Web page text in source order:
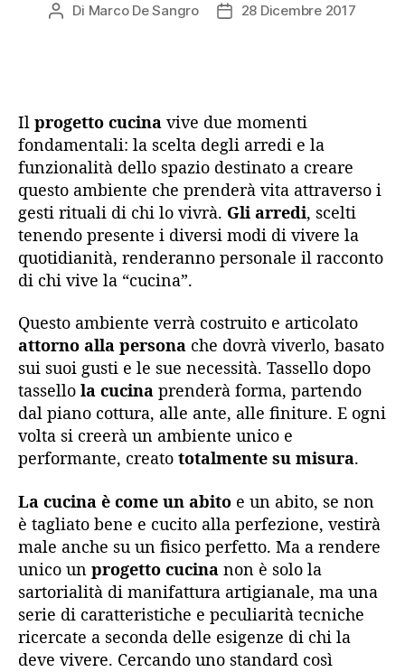
Autore
Di Marco De Sangro
Data28 Dicembre 2017
Il progetto cucina vive due momenti
fondamentali: la scelta degli arredi e la
funzionalità dello spazio destinato a creare
questo ambiente che prenderà vita attraverso i
gesti rituali di chi lo vivrà. Gli arredi, scelti
tenendo presente i diversi modi di vivere la
quotidianità, renderanno personale il racconto
di chi vive la “cucina”.
Questo ambiente verrà costruito e articolato
attorno alla persona che dovrà viverlo, basato
sui suoi gusti e le sue necessità. Tassello dopo
tassello la cucina prenderà forma, partendo
dal piano cottura, alle ante, alle finiture. E ogni
volta si creerà un ambiente unico e
performante, creato totalmente su misura.
La cucina è come un abito e un abito, se non
è tagliato bene e cucito alla perfezione, vestirà
male anche su un fisico perfetto. Ma a rendere
unico un progetto cucina non è solo la
sartorialità di manifattura artigianale, ma una
serie di caratteristiche e peculiarità tecniche
ricercate a seconda delle esigenze di chi la
deve vivere. Cercando uno standard così